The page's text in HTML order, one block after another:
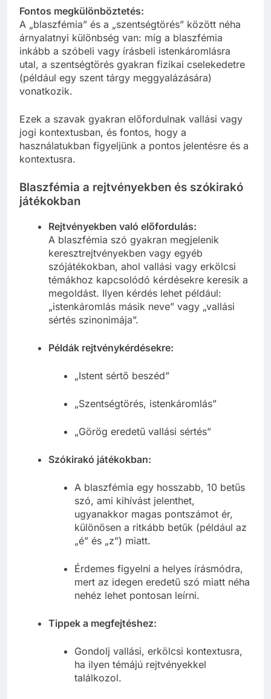
Fontos megkülönböztetés:
A „blaszfémia” és a „szentségtörés” között néha
árnyalatnyi különbség van: míg a blaszfémia
inkább a szóbeli vagy írásbeli istenkáromlásra
utal, a szentségtörés gyakran fizikai cselekedetre
(például egy szent tárgy meggyalázására)
vonatkozik.
Ezek a szavak gyakran előfordulnak vallási vagy
jogi kontextusban, és fontos, hogy a
használatukban figyeljünk a pontos jelentésre és a
kontextusra.
Blaszfémia a rejtvényekben és szókirakó
játékokban
Rejtvényekben való előfordulás:
A blaszfémia szó gyakran megjelenik
keresztrejtvényekben vagy egyéb
szójátékokban, ahol vallási vagy erkölcsi
témákhoz kapcsolódó kérdésekre keresik a
megoldást. Ilyen kérdés lehet például:
„istenkáromlás másik neve” vagy „vallási
sértés szinonimája”.
Példák rejtvénykérdésekre:
„Istent sértő beszéd”
„Szentségtörés, istenkáromlás”
„Görög eredetű vallási sértés”
Szókirakó játékokban:
A blaszfémia egy hosszabb, 10 betűs
szó, ami kihívást jelenthet,
ugyanakkor magas pontszámot ér,
különösen a ritkább betűk (például az
„é” és „z”) miatt.
Érdemes figyelni a helyes írásmódra,
mert az idegen eredetű szó miatt néha
nehéz lehet pontosan leírni.
Tippek a megfejtéshez:
Gondolj vallási, erkölcsi kontextusra,
ha ilyen témájú rejtvényekkel
találkozol.